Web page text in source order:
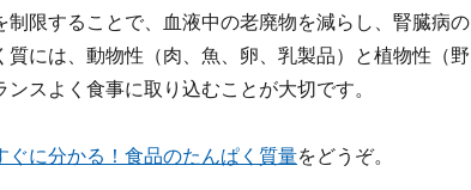
限することで、血液中の老廃物を減らし、腎臓病の
には、動物性（肉、魚、卵、乳製品）と植物性（野
スよく食事に取り込むことが大切です。
ぐに分かる！食品のたんぱく質量をどうぞ。